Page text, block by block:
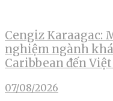
Cengiz Karaagac:
nghiệm ngành
Caribbean đến
07/08/2026